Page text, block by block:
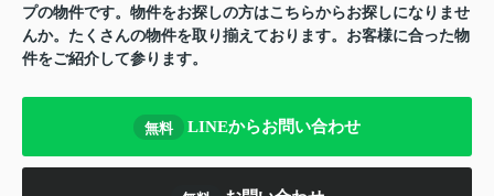
プの物件です。物件をお探しの方はこちらからお探しになりませ
んか。たくさんの物件を取り揃えております。お客様に合った物
件をご紹介して参ります。
無料 LINEからお問い合わせ